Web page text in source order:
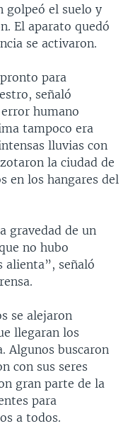
golpeó el suelo y
El aparato quedó
se activaron.
para
señaló
humano
tampoco era
lluvias con
la ciudad de
en los hangares del
gravedad de un
no hubo
alienta”, señaló
se alejaron
llegaran los
Algunos buscaron
con sus seres
gran parte de la
para
a todos.